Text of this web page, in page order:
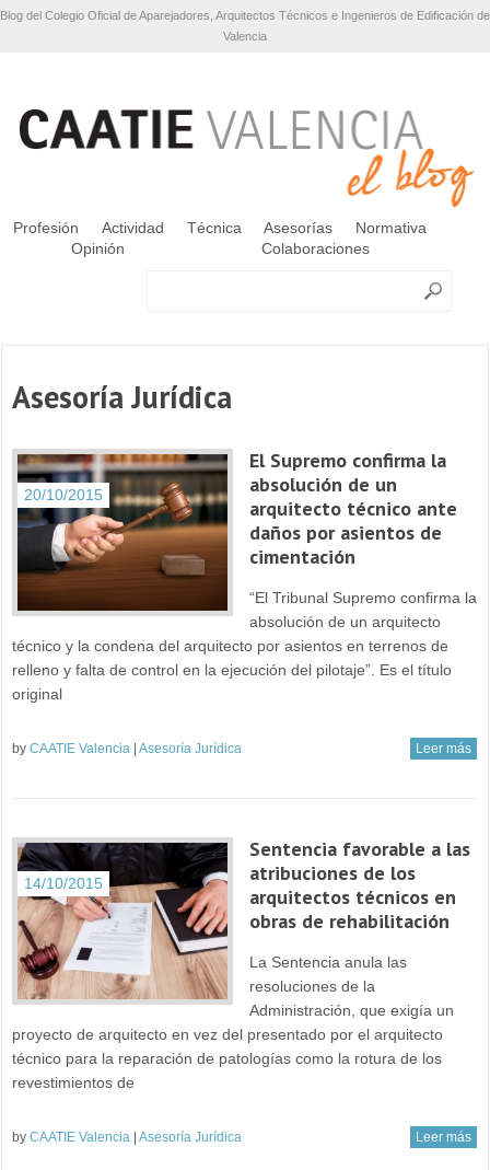
Blog del Colegio Oficial de Aparejadores, Arquitectos Técnicos e Ingenieros de Edificación de
Valencia
Profesión Actividad Técnica Asesorías
Normativa
Opinión
Colaboraciones
Asesoría Jurídica
20/10/2015
El Supremo confirma la
absolución de un
arquitecto técnico ante
daños por asientos de
cimentación
“El Tribunal Supremo confirma la
absolución de un arquitecto
técnico y la condena del arquitecto por asientos en terrenos de
relleno y falta de control en la ejecución del pilotaje”. Es el título
original
byCAATIE Valencia |Asesoría Jurídica Leer más
14/10/2015
Sentencia favorable a las
atribuciones de los
arquitectos técnicos en
obras de rehabilitación
La Sentencia anula las
resoluciones de la
Administración, que exigía un
proyecto de arquitecto en vez del presentado por el arquitecto
técnico para la reparación de patologías como la rotura de los
revestimientos de
byCAATIE Valencia |Asesoría Jurídica Leer más